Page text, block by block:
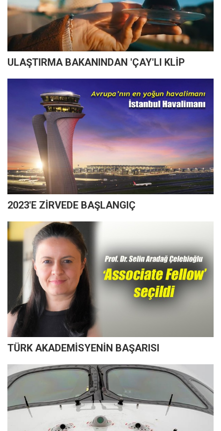
ULAŞTIRMA BAKANINDAN 'ÇAY'LI KLİP
2023'E ZİRVEDE BAŞLANGIÇ
TÜRK AKADEMİSYENİN BAŞARISI